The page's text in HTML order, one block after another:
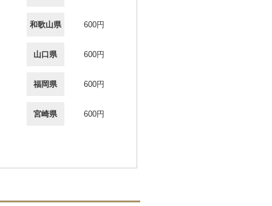
和歌山県 600円
山口県 600円
福岡県 600円
宮崎県 600円